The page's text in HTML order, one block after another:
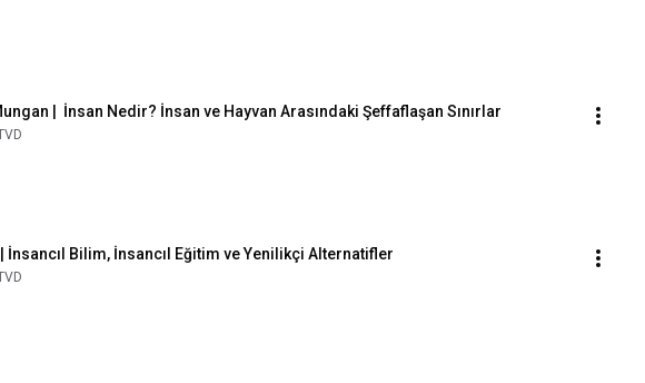
|  İnsan Nedir? İnsan ve Hayvan Arasındaki Şeffaflaşan Sınırlar
İnsancıl Bilim, İnsancıl Eğitim ve Yenilikçi Alternatifler